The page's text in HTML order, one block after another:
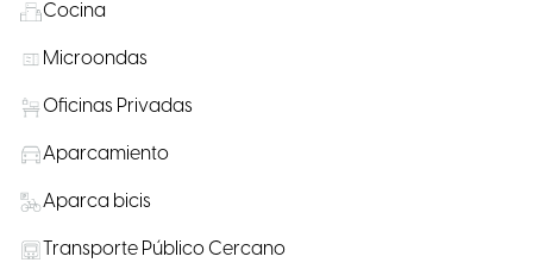
Cocina
Microondas
Oficinas Privadas
Aparcamiento
Aparca bicis
Transporte Público Cercano